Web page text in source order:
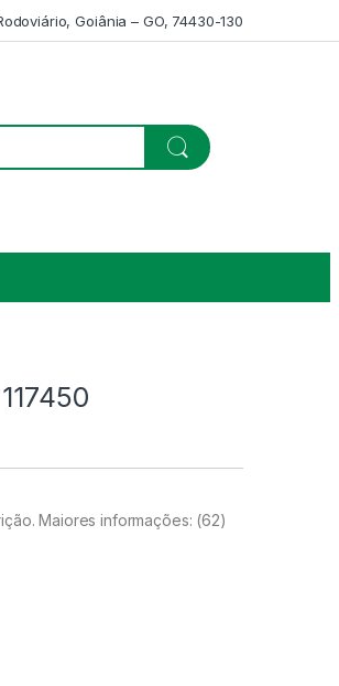
Goiânia – GO, 74430-130
Maiores informações: (62)